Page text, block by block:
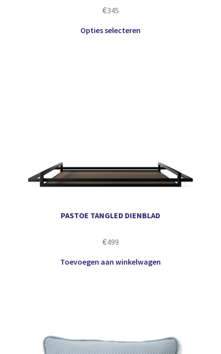
€345
Opties selecteren
PASTOE TANGLED DIENBLAD
€499
Toevoegen aan winkelwagen